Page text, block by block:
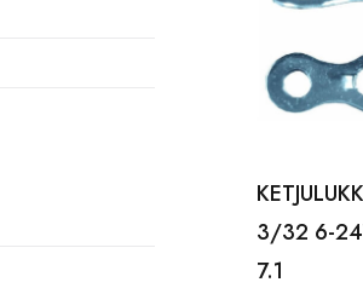
3/32 6-
7.1